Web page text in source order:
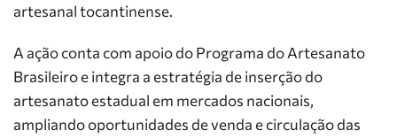
artesanal tocantinense.
A ação conta com apoio do Programa do Artesanato
Brasileiro e integra a estratégia de inserção do
artesanato estadual em mercados nacionais,
ampliando oportunidades de venda e circulação das